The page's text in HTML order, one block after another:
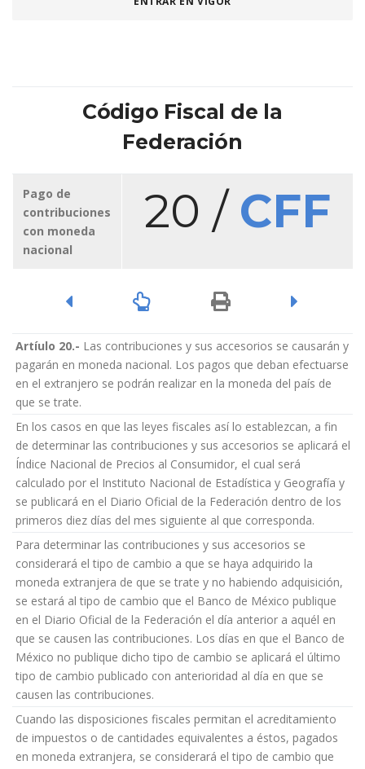
Código Fiscal de la
Federación
Pago de
contribuciones
con moneda
nacional
20 / CFF
Artíulo 20.- Las contribuciones y sus accesorios se causarán y
pagarán en moneda nacional. Los pagos que deban efectuarse
en el extranjero se podrán realizar en la moneda del país de
que se trate.
En los casos en que las leyes fiscales así lo establezcan, a fin
de determinar las contribuciones y sus accesorios se aplicará el
Índice Nacional de Precios al Consumidor, el cual será
calculado por el Instituto Nacional de Estadística y Geografía y
se publicará en el Diario Oficial de la Federación dentro de los
primeros diez días del mes siguiente al que corresponda.
Para determinar las contribuciones y sus accesorios se
considerará el tipo de cambio a que se haya adquirido la
moneda extranjera de que se trate y no habiendo adquisición,
se estará al tipo de cambio que el Banco de México publique
en el Diario Oficial de la Federación el día anterior a aquél en
que se causen las contribuciones. Los días en que el Banco de
México no publique dicho tipo de cambio se aplicará el último
tipo de cambio publicado con anterioridad al día en que se
causen las contribuciones.
Cuando las disposiciones fiscales permitan el acreditamiento
de impuestos o de cantidades equivalentes a éstos, pagados
en moneda extranjera, se considerará el tipo de cambio que